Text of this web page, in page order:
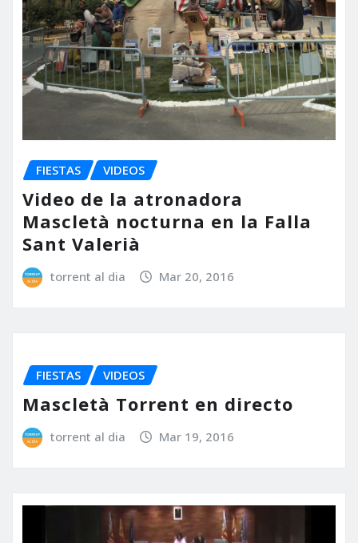
FIESTAS VIDEOS
Video de la atronadora
Mascletà nocturna en la Falla
Sant Valerià
torrent al dia Mar 20, 2016
FIESTAS VIDEOS
Mascletà Torrent en directo
torrent al dia Mar 19, 2016